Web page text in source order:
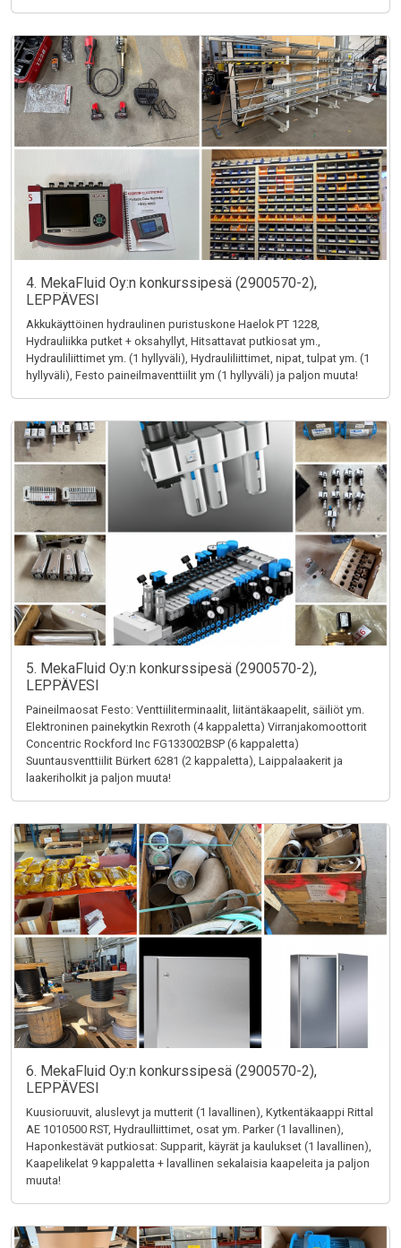
4. MekaFluid Oy:n konkurssipesä (2900570-2),
LEPPÄVESI
Akkukäyttöinen hydraulinen puristuskone Haelok PT 1228,
Hydrauliikka putket + oksahyllyt, Hitsattavat putkiosat ym.,
Hydrauliliittimet ym. (1 hyllyväli), Hydrauliliittimet, nipat, tulpat ym. (1
hyllyväli), Festo paineilmaventtiilit ym (1 hyllyväli) ja paljon muuta!
5. MekaFluid Oy:n konkurssipesä (2900570-2),
LEPPÄVESI
Paineilmaosat Festo: Venttiiliterminaalit, liitäntäkaapelit, säiliöt ym.
Elektroninen painekytkin Rexroth (4 kappaletta) Virranjakomoottorit
Concentric Rockford Inc FG133002BSP (6 kappaletta)
Suuntausventtiilit Bürkert 6281 (2 kappaletta), Laippalaakerit ja
laakeriholkit ja paljon muuta!
6. MekaFluid Oy:n konkurssipesä (2900570-2),
LEPPÄVESI
Kuusioruuvit, aluslevyt ja mutterit (1 lavallinen), Kytkentäkaappi Rittal
AE 1010500 RST, Hydraulliittimet, osat ym. Parker (1 lavallinen),
Haponkestävät putkiosat: Supparit, käyrät ja kaulukset (1 lavallinen),
Kaapelikelat 9 kappaletta + lavallinen sekalaisia kaapeleita ja paljon
muuta!